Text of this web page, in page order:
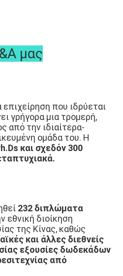
μας
επιχείρηση που ιδρύεται
γρήγορα μια τρομερή,
από την ιδιαίτερα-
ομάδα του. Η
και σχεδόν 300
232 διπλώματα
εθνική διοίκηση
της Κίνας, καθώς
και άλλες διεθνείς
εξουσίες δωδεκάδων
από